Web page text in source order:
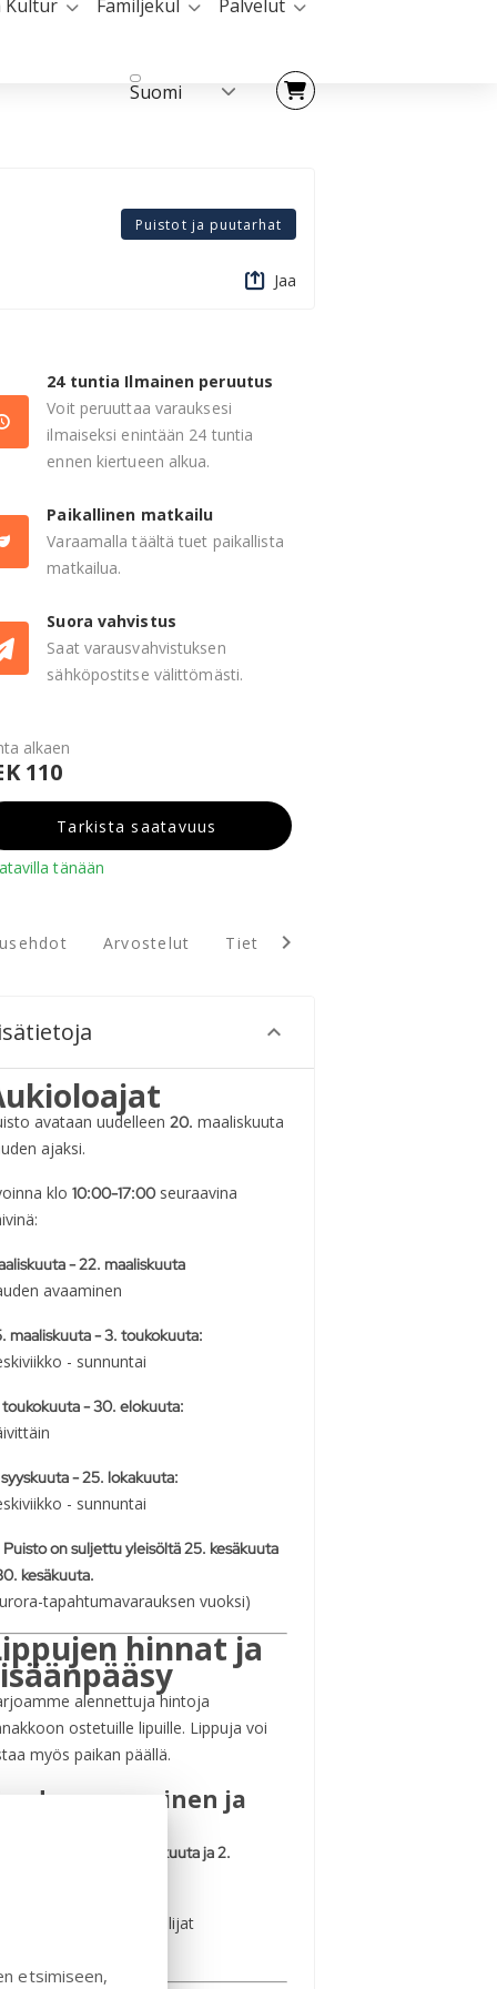
Kultur Familjekul Palvelut
Suomi
Puistot ja puutarhat
Jaa
24 tuntia Ilmainen peruutus
Voit peruuttaa varauksesi
ilmaiseksi enintään 24 tuntia
ennen kiertueen alkua.
Paikallinen matkailu
Varaamalla täältä tuet paikallista
matkailua.
Suora vahvistus
Saat varausvahvistuksen
sähköpostitse välittömästi.
alkaen
110
Tarkista saatavuus
tänään
Arvostelut Tietoja Norrvikens Trädgårdar
avataan uudelleen20. maaliskuuta
ajaksi.
klo10:00-17:00seuraavina
- 22. maaliskuuta
avaaminen
maaliskuuta - 3. toukokuuta:
- sunnuntai
- 30. elokuuta:
- 25. lokakuuta:
- sunnuntai
Puisto on suljettu yleisöltä 25. kesäkuuta
kesäkuuta.
tapahtumavarauksen vuoksi)
hinnat ja
alennettuja hintoja
ostetuille lipuille. Lippuja voi
myös paikan päällä.
avaaminen ja
maaliskuuta - 3. toukokuuta ja 2.
/ seniorit / opiskelijat
etsimiseen,